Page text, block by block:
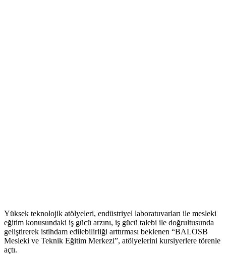
Yüksek teknolojik atölyeleri, endüstriyel laboratuvarları ile mesleki
eğitim konusundaki iş gücü arzını, iş gücü talebi ile doğrultusunda
geliştirerek istihdam edilebilirliği arttırması beklenen “BALOSB
Mesleki ve Teknik Eğitim Merkezi”, atölyelerini kursiyerlere törenle
açtı.